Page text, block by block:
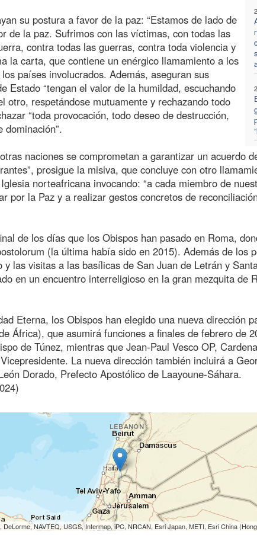
su postura a favor de la paz: “Estamos de lado de
de la paz. Sufrimos con las víctimas, con todas las
contra todas las guerras, contra toda violencia y
la carta, que contiene un enérgico llamamiento a los
países involucrados. Además, aseguran sus
Estado “tengan el valor de la humildad, escuchando
otro, respetándose mutuamente y rechazando todo
“toda provocación, todo deseo de destrucción,
dominación”.
naciones se comprometan a garantizar un acuerdo
prosigue la misiva, que concluye con otro
norteafricana invocando: “a cada miembro de
por la Paz y a realizar gestos concretos de
de los días que los Obispos han pasado en Roma,
(la última había sido en 2015). Además de los
y las visitas a las basílicas de San Juan de Letrán y
en un encuentro interreligioso en la gran mezquita de
Eterna, los Obispos han elegido una nueva dirección
África), que asumirá funciones a finales de febrero de
de Túnez, mientras que Jean-Paul Vesco OP,
La nueva dirección también incluirá a
Dorado, Prefecto Apostólico de Laayoune-Sáhara.
NAVTEQ, USGS, Intermap, iPC, NRCAN, Esri Japan, METI, Esri China